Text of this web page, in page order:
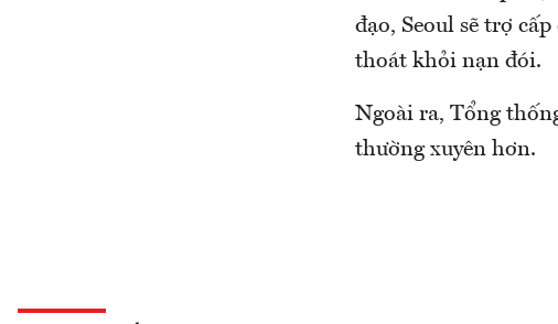
đạo, Seoul sẽ trợ
thoát khỏi nạn đói.
Ngoài ra, Tổng
thường xuyên hơn.